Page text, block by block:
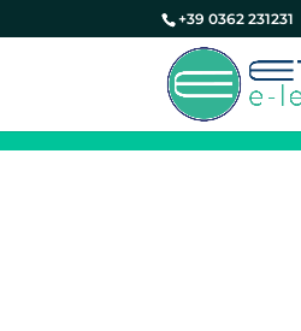
+39 0362 231231